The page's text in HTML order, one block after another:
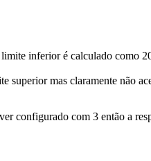
inferior é calculado como
superior mas claramente não
configurado com 3 então a